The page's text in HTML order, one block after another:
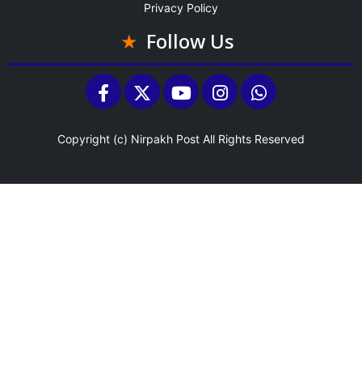
Privacy Policy
Follow Us
Copyright (c) Nirpakh Post All Rights Reserved